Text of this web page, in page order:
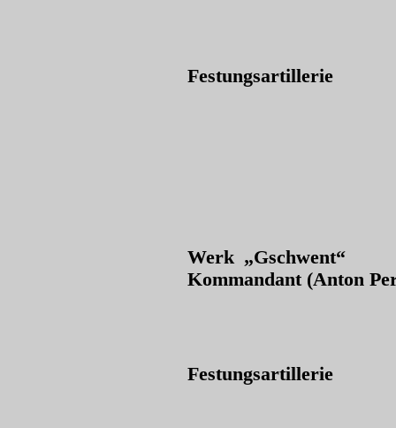
Festungsartillerie
Werk „Gschwent“
Kommandant (Anton
Festungsartillerie